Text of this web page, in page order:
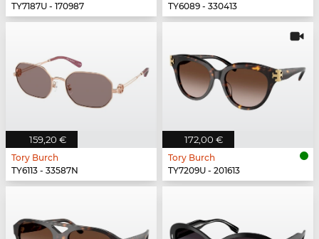
TY7187U - 170987
TY6089 - 330413
159,20 €
Tory Burch
TY6113 - 33587N
172,00 €
Tory Burch
TY7209U - 201613